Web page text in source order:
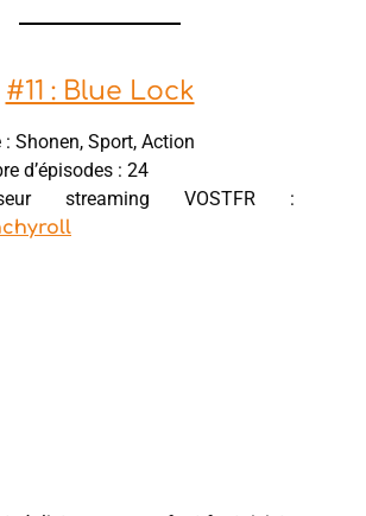
#11 : Blue Lock
: Shonen, Sport, Action
d’épisodes : 24
streaming VOSTFR :